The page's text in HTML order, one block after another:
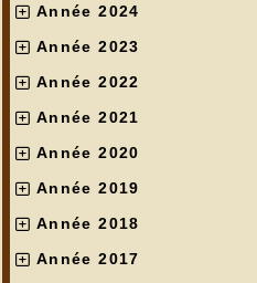
Année 2024
Année 2023
Année 2022
Année 2021
Année 2020
Année 2019
Année 2018
Année 2017